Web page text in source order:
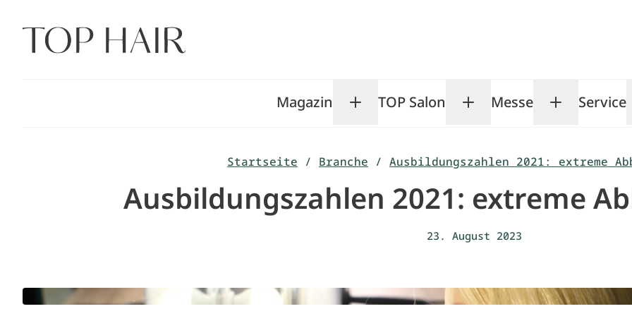
Inhalt
springen
Magazin Toggle Magazin submenu
TOP Salon Toggle TOP Salon
Messe ToggleService
Startseite / Branche / Ausbildungszahlen 2021: extreme
Ausbildungszahlen 2021: extreme
23. August 2023